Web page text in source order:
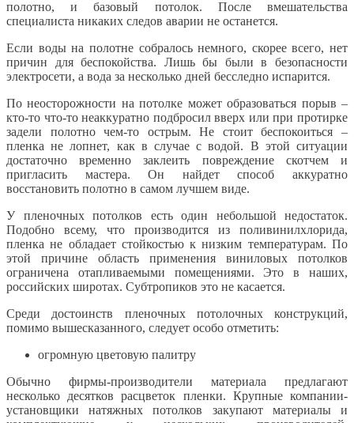
полотно, и базовый потолок. После вмешательства
специалиста никаких следов аварии не останется.
Если воды на полотне собралось немного, скорее всего, нет
причин для беспокойства. Лишь бы были в безопасности
электросети, а вода за несколько дней бесследно испарится.
По неосторожности на потолке может образоваться порыв –
кто-то что-то неаккуратно подбросил вверх или при протирке
задели полотно чем-то острым. Не стоит беспокоиться –
пленка не лопнет, как в случае с водой. В этой ситуации
достаточно временно заклеить повреждение скотчем и
пригласить мастера. Он найдет способ аккуратно
восстановить полотно в самом лучшем виде.
У пленочных потолков есть один небольшой недостаток.
Подобно всему, что производится из поливинилхлорида,
пленка не обладает стойкостью к низким температурам. По
этой причине область применения виниловых потолков
ограничена отапливаемыми помещениями. Это в наших,
российских широтах. Субтропиков это не касается.
Среди достоинств пленочных потолочных конструкций,
помимо вышесказанного, следует особо отметить:
огромную цветовую палитру
Обычно фирмы-производители материала предлагают
несколько десятков расцветок пленки. Крупные компании-
установщики натяжных потолков закупают материалы и